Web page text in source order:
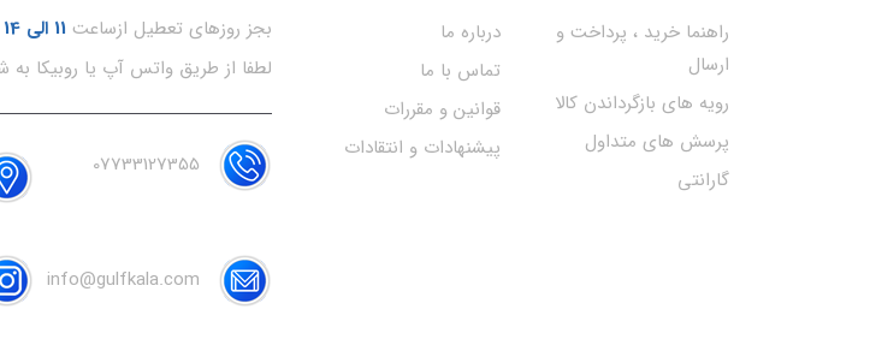
راهنما خرید ، پرداخت و
ارسال
رویه های بازگرداندن کالا
پرسش های متداول
گارانتی
درباره ما
تماس با ما
قوانین و مقررات
پیشنهادات و انتقادات
بجز روزهای تعطیل ازساعت 11 الی 14
لطفا از طریق واتس آپ یا روبیکا به
07733127355
info@gulfkala.com